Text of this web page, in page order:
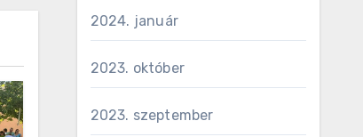
2024. január
2023. október
2023. szeptember